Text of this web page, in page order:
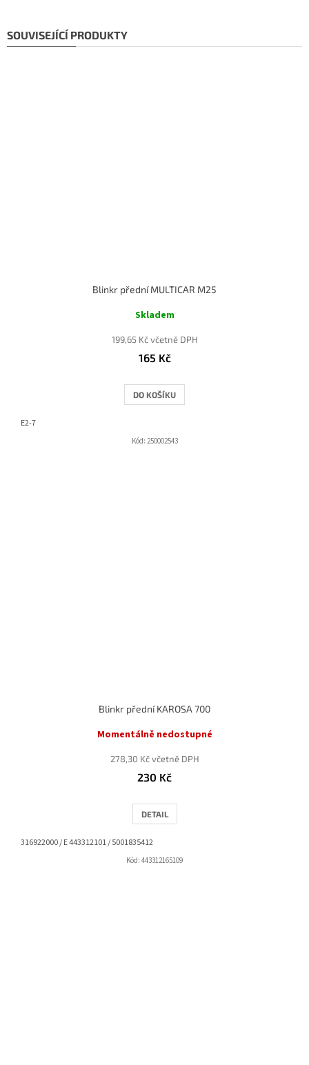
SOUVISEJÍCÍ PRODUKTY
Blinkr přední MULTICAR M25
Skladem
199,65 Kč včetně DPH
165 Kč
DO KOŠÍKU
E2-7
Kód: 250002543
Blinkr přední KAROSA 700
Momentálně nedostupné
278,30 Kč včetně DPH
230 Kč
DETAIL
316922000 / E 443312101 / 5001835412
Kód: 443312165109